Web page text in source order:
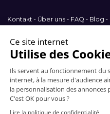
Kontakt - Über uns - FAQ - Blog -